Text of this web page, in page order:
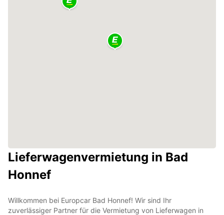
Lieferwagenvermietung in Bad
Honnef
Willkommen bei Europcar Bad Honnef! Wir sind Ihr
zuverlässiger Partner für die Vermietung von Lieferwagen in